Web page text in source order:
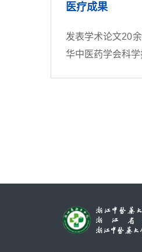
医疗成果
发表学术论文20
华中医药学会科学